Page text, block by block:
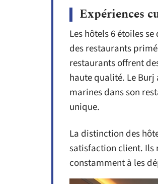
Expériences
Les hôtels 6 étoiles
des restaurants
restaurants offrent
haute qualité. Le
marines dans son
unique.
La distinction des
satisfaction client. Ils
constamment à les